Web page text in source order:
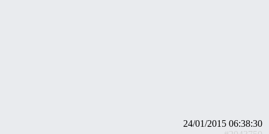
24/01/2015 06:38:30